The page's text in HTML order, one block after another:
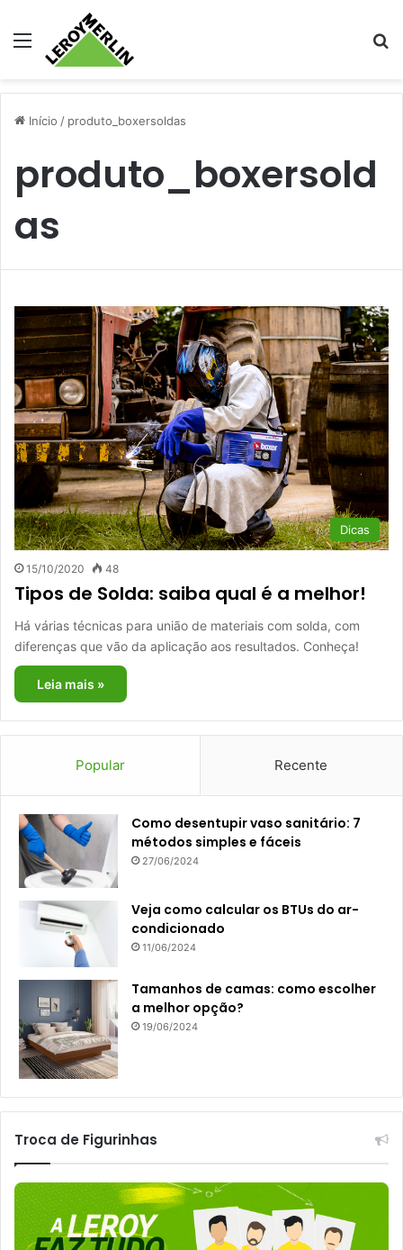
Menu
Início / produto_boxersoldas
produto_boxersold
as
Dicas
15/10/2020 48
Tipos de Solda: saiba qual é a melhor!
Há várias técnicas para união de materiais com solda, com
diferenças que vão da aplicação aos resultados. Conheça!
Leia mais »
Popular Recente
Como desentupir vaso sanitário: 7
métodos simples e fáceis
27/06/2024
Veja como calcular os BTUs do ar-
condicionado
11/06/2024
Tamanhos de camas: como escolher
a melhor opção?
19/06/2024
Troca de Figurinhas